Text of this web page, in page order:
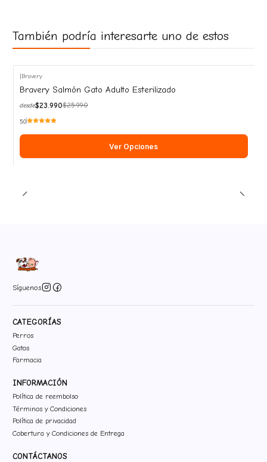
También podría interesarte uno de estos
-8%
OFF
Bravery
Bravery Salmón Gato Adulto Esterilizado
desde$23.990$25.990
5.0
Ver Opciones
Síguenos
CATEGORÍAS
Perros
Gatos
Farmacia
INFORMACIÓN
Política de reembolso
Términos y Condiciones
Política de privacidad
Cobertura y Condiciones de Entrega
CONTÁCTANOS